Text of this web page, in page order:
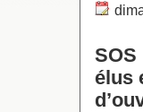
élus